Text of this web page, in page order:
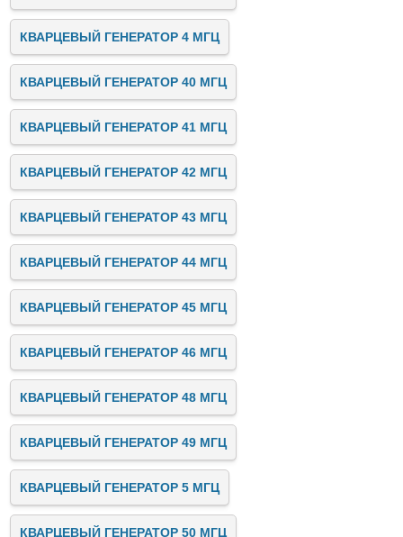
КВАРЦЕВЫЙ ГЕНЕРАТОР 4 МГЦ
КВАРЦЕВЫЙ ГЕНЕРАТОР 40 МГЦ
КВАРЦЕВЫЙ ГЕНЕРАТОР 41 МГЦ
КВАРЦЕВЫЙ ГЕНЕРАТОР 42 МГЦ
КВАРЦЕВЫЙ ГЕНЕРАТОР 43 МГЦ
КВАРЦЕВЫЙ ГЕНЕРАТОР 44 МГЦ
КВАРЦЕВЫЙ ГЕНЕРАТОР 45 МГЦ
КВАРЦЕВЫЙ ГЕНЕРАТОР 46 МГЦ
КВАРЦЕВЫЙ ГЕНЕРАТОР 48 МГЦ
КВАРЦЕВЫЙ ГЕНЕРАТОР 49 МГЦ
КВАРЦЕВЫЙ ГЕНЕРАТОР 5 МГЦ
КВАРЦЕВЫЙ ГЕНЕРАТОР 50 МГЦ